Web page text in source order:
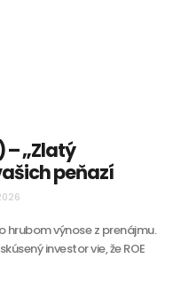
– „Zlatý
peňazí
výnose z prenájmu.
investor vie, že ROE